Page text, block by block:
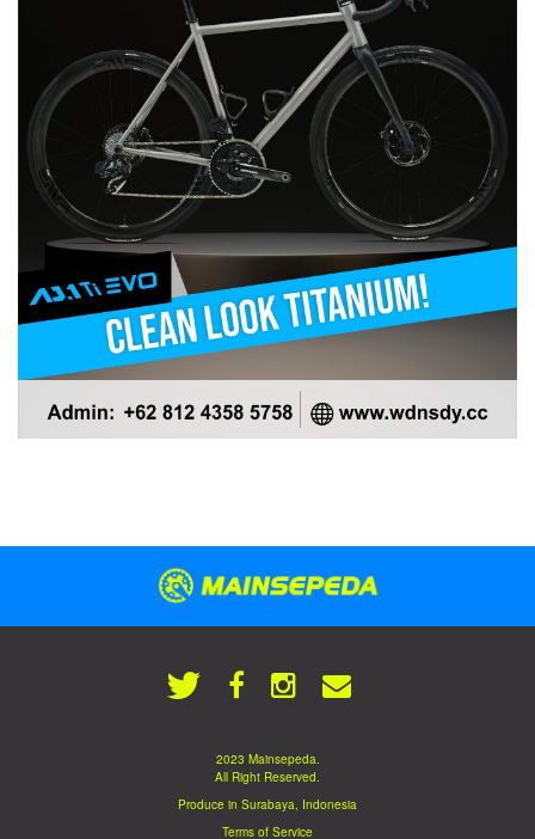
2023 Mainsepeda.
All Right Reserved.
Produce in Surabaya, Indonesia
Terms of Service